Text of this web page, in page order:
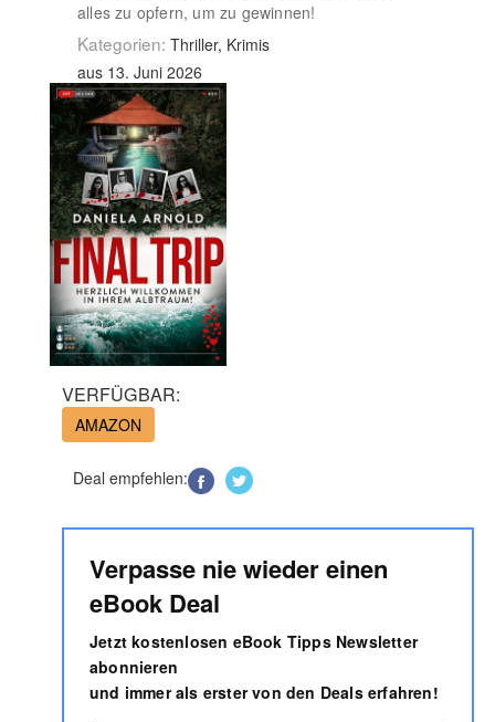
alles zu opfern, um zu gewinnen!
Kategorien: Thriller, Krimis
aus 13. Juni 2026
VERFÜGBAR:
AMAZON
Deal empfehlen:
Verpasse nie wieder einen
eBook Deal
Jetzt kostenlosen eBook Tipps Newsletter
abonnieren
und immer als erster von den Deals erfahren!